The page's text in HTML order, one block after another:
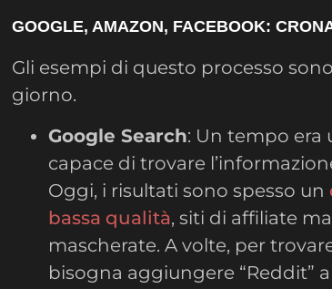
GOOGLE, AMAZON, FACEBOOK:
Gli esempi di questo processo
giorno.
Google Search: Un tempo era
capace di trovare
Oggi, i risultati sono spesso un
bassa qualità, siti di affiliate
mascherate. A volte, per
bisogna aggiungere “Reddit”